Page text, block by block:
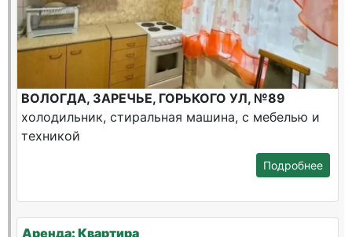
ВОЛОГДА, ЗАРЕЧЬЕ, ГОРЬКОГО УЛ, №89
холодильник, стиральная машина, с мебелью и
техникой
Подробнее
Аренда: Квартира